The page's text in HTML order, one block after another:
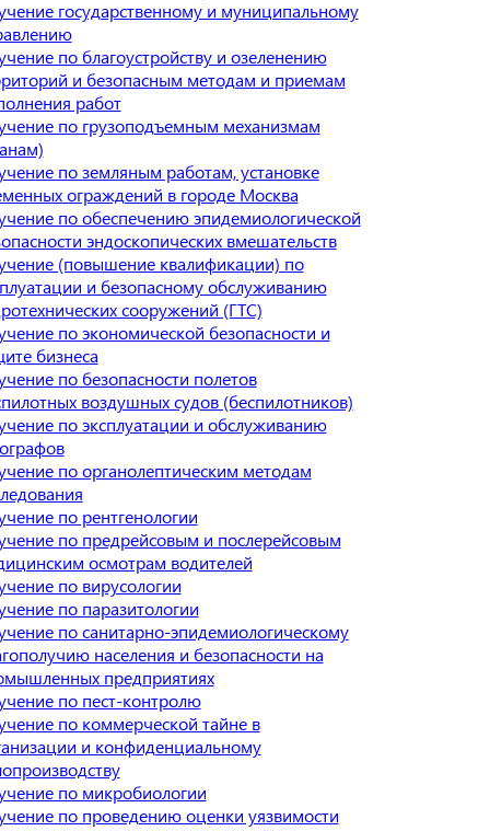
государственному и муниципальному
по благоустройству и озеленению
и безопасным методам и приемам
работ
по грузоподъемным механизмам
по земляным работам, установке
ограждений в городе Москва
по обеспечению эпидемиологической
эндоскопических вмешательств
(повышение квалификации) по
и безопасному обслуживанию
сооружений (ГТС)
по экономической безопасности и
бизнеса
по безопасности полетов
воздушных судов (беспилотников)
по эксплуатации и обслуживанию
по органолептическим методам
по рентгенологии
по предрейсовым и послерейсовым
осмотрам водителей
по вирусологии
по паразитологии
по санитарно-эпидемиологическому
населения и безопасности на
предприятиях
по пест-контролю
по коммерческой тайне в
и конфиденциальному
по микробиологии
по проведению оценки уязвимости